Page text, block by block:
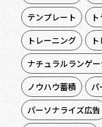
テンプレート
トレーニング
ナチュラルランゲ
ノウハウ蓄積
パ
パーソナライズ広告